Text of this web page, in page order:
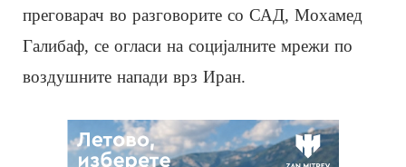
преговарач во разговорите со САД, Мохамед
Галибаф, се огласи на социјалните мрежи по
воздушните напади врз Иран.